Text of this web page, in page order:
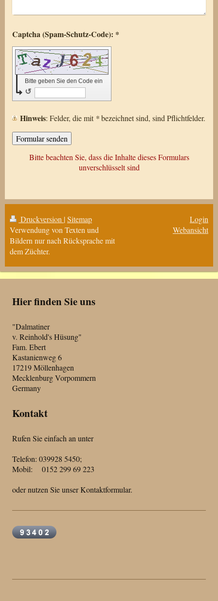
Captcha (Spam-Schutz-Code): *
Bitte geben Sie den Code ein
↺
Hinweis : Felder, die mit *bezeichnet sind, sind Pflichtfelder.
Bitte beachten Sie, dass die Inhalte dieses Formulars
unverschlüsselt sind
Druckversion |Sitemap
Verwendung von Texten und
Bildern nur nach Rücksprache mit
dem Züchter.
Login
Webansicht
Hier finden Sie uns
"Dalmatiner
v. Reinhold's Hüsung"
Fam. Ebert
Kastanienweg 6
17219 Möllenhagen
Mecklenburg Vorpommern
Germany
Kontakt
Rufen Sie einfach an unter
Telefon: 039928 5450;
Mobil: 0152 299 69 223
oder nutzen Sie unser Kontaktformular.